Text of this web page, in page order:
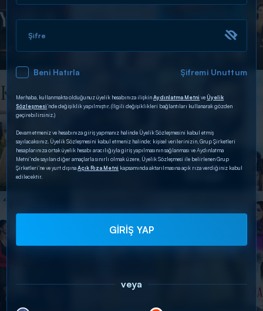
DİĞER SONUÇLAR
Şifre
Beni Hatırla Şifremi Unuttum
Merhaba, kullanmakta olduğunuz üyelik hesabınıza ilişkinAydınlatma Metni veÜyelik
Sözleşmesi’nde değişiklik yapılmıştır. (İlgili değişiklikleri bağlantıları kullanarak gözden
geçirebilirsiniz.)
Devam etmeniz ve hesabınıza giriş yapmanız halinde Üyelik Sözleşmesini kabul etmiş
sayılacaksınız. Üyelik Sözleşmesini kabul etmeniz halinde; kişisel verilerinizin, Grup Şirketleri
hesaplarınıza ortak üyelik hesabı aracılığıyla giriş yapılmasının sağlanması ve Aydınlatma
Metni’nde sayılan diğer amaçlarla sınırlı olmak üzere, Üyelik Sözleşmesi ile belirlenen Grup
Şirketleri’ne ve yurt dışınaAçık Rıza Metni kapsamında aktarılmasına açık rıza verdiğiniz kabul
edilecektir.
GİRİŞ YAP
veya